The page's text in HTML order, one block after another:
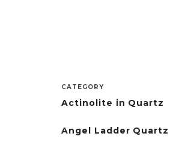
CATEGORY
Actinolite in Quartz
Angel Ladder Quartz